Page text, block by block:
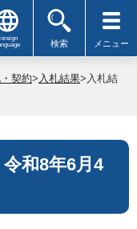
検索 メニュー
契約> 入札結果>入札結
和8年6月4